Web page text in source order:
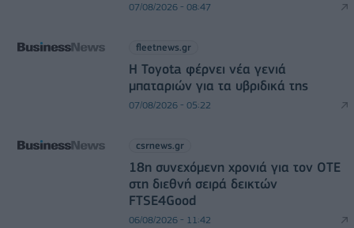
07/08/2026 - 08:47
fleetnews.gr
Η Toyota φέρνει νέα γενιά
μπαταριών για τα υβριδικά της
07/08/2026 - 05:22
csrnews.gr
18η συνεχόμενη χρονιά για τον ΟΤΕ
στη διεθνή σειρά δεικτών
FTSE4Good
06/08/2026 - 11:42